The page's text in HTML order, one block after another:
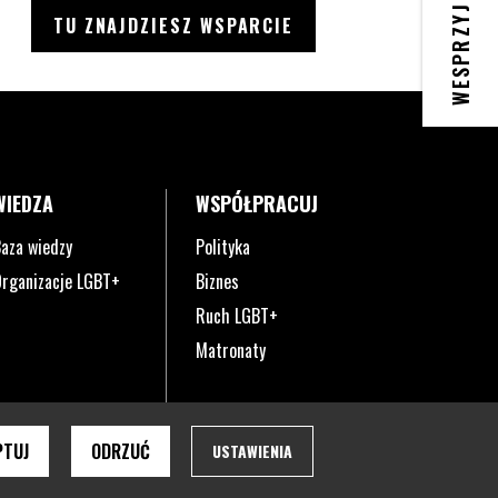
WESPRZYJ
TU ZNAJDZIESZ WSPARCIE
wiedzy
LGBT+
WSPÓŁPRACUJ
Polityka
Biznes
Ruch LGBT+
Matronaty
ODRZUĆ USTAWIENIA